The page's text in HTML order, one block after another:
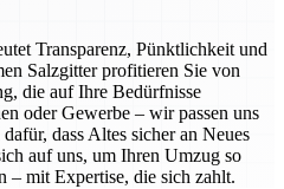
Transparenz, Pünktlichkeit und
Salzgitter profitieren Sie von
die auf Ihre Bedürfnisse
oder Gewerbe – wir passen uns
dass Altes sicher an Neues
auf uns, um Ihren Umzug so
– mit Expertise, die sich zahlt.